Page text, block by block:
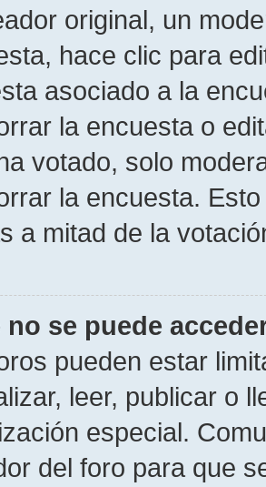
original, un
hace clic para
asociado a la
la encuesta o
votado, solo
la encuesta.
a mitad de la
no se puede
pueden estar
leer, publicar o
especial.
del foro para que